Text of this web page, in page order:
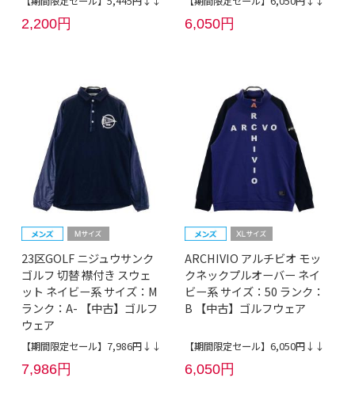
2,200円 6,050円
23区GOLF ニジュウサンク
ゴルフ 切替 襟付き スウェ
ット ネイビー系 サイズ：M
ランク：A- 【中古】ゴルフ
ウェア
【期間限定セール】7,986円↓↓
7,986円
ARCHIVIO アルチビオ モッ
クネックプルオーバー ネイ
ビー系 サイズ：50 ランク：
B 【中古】ゴルフウェア
【期間限定セール】6,050円↓↓
6,050円